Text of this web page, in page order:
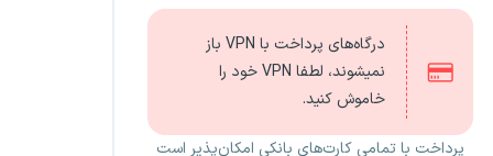
درگاه‌های پرداخت با VPN باز
نمیشوند، لطفا VPN خود را
خاموش کنید.
پرداخت با تمامی کارت‌های بانکی امکان‌پذیر است